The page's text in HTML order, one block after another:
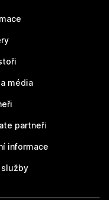
média
partneři
informace
služby